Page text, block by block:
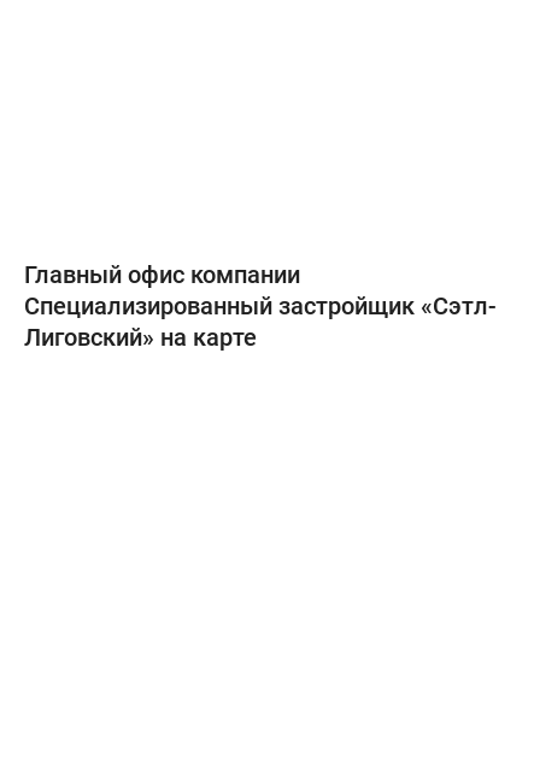
Главный офис компании
Специализированный застройщик «Сэтл-
Лиговский» на карте